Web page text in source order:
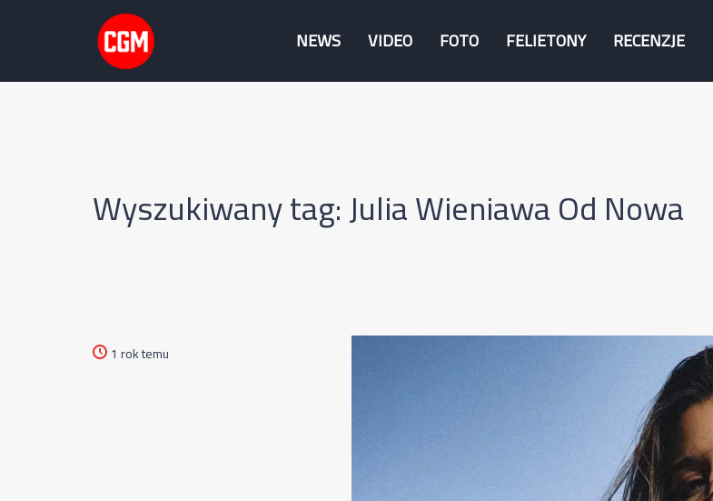
NEWS VIDEO FOTO FELIETONY RECENZJE
Wyszukiwany tag: Julia Wieniawa Od Nowa
1 rok temu